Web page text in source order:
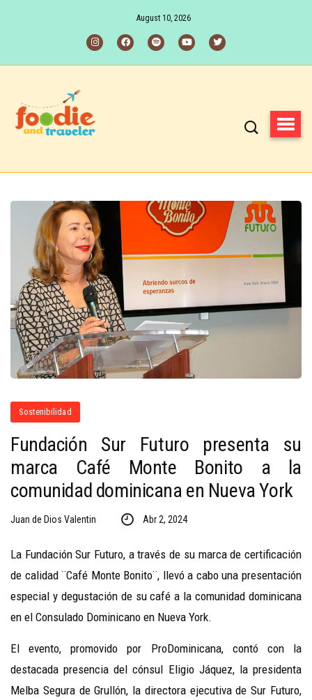
August 10, 2026
Sostenibilidad
Fundación Sur Futuro presenta su
marca Café Monte Bonito a la
comunidad dominicana en Nueva York
Juan de Dios Valentin Abr 2, 2024
La Fundación Sur Futuro, a través de su marca de certificación
de calidad ¨Café Monte Bonito¨, llevó a cabo una presentación
especial y degustación de su café a la comunidad dominicana
en el Consulado Dominicano en Nueva York.
El evento, promovido por ProDominicana, contó con la
destacada presencia del cónsul Eligio Jáquez, la presidenta
Melba Segura de Grullón, la directora ejecutiva de Sur Futuro,